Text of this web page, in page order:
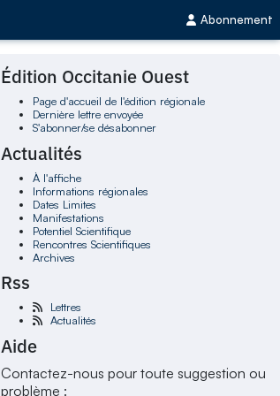
Abonnement
Édition Occitanie Ouest
Page d'accueil de l'édition régionale
Dernière lettre envoyée
S'abonner/se désabonner
Actualités
À l'affiche
Informations régionales
Dates Limites
Manifestations
Potentiel Scientifique
Rencontres Scientifiques
Archives
Rss
Lettres
Actualités
Aide
Contactez-nous pour toute suggestion ou
problème :